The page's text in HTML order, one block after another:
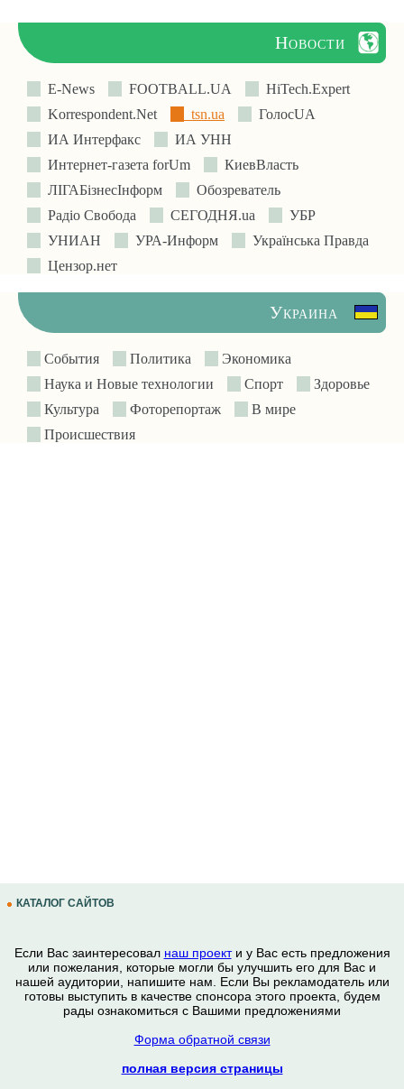
Новости
E-News FOOTBALL.UA
HiTech.Expert
Korrespondent.Net
tsn.ua
ГолосUA
ИА Интерфакс
ИА УНН
Интернет-газета forUm
КиевВласть
ЛIГАБiзнесIнформ
Обозреватель
Радіо Свобода
СЕГОДНЯ.ua
УБР
УНИАН
УРА-Информ
Українська Правда
Цензор.нет
Украина
События Политика
Экономика
Наука и Новые технологии
Спорт
Здоровье
Культура
Фоторепортаж
В мире
Происшествия
КАТАЛОГ САЙТОВ
Если Вас заинтересовал наш проекти у Вас есть предложения
или пожелания, которые могли бы улучшить его для Вас и
нашей аудитории, напишите нам. Если Вы рекламодатель или
готовы выступить в качестве спонсора этого проекта, будем
рады ознакомиться с Вашими предложениями
Форма обратной связи
полная версия страницы